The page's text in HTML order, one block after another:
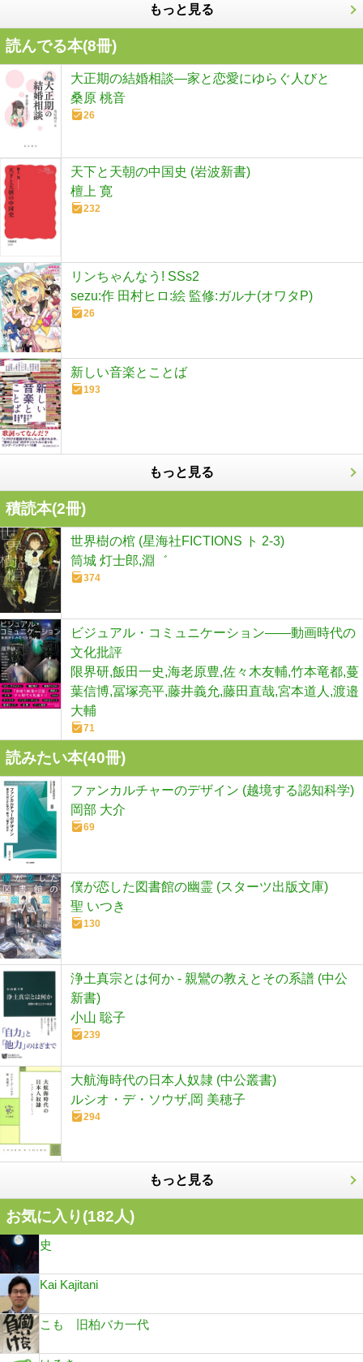
もっと見る
読んでる本(8冊)
大正期の結婚相談―家と恋愛にゆらぐ人びと
桑原 桃音
26
天下と天朝の中国史 (岩波新書)
檀上 寛
232
リンちゃんなう! SSs2
sezu:作 田村ヒロ:絵 監修:ガルナ(オワタP)
26
新しい音楽とことば
193
もっと見る
積読本(2冊)
世界樹の棺 (星海社FICTIONS ト 2-3)
筒城 灯士郎,淵゛
374
ビジュアル・コミュニケーション――動画時代の
文化批評
限界研,飯田一史,海老原豊,佐々木友輔,竹本竜都,蔓
葉信博,冨塚亮平,藤井義允,藤田直哉,宮本道人,渡邉
大輔
71
読みたい本(40冊)
ファンカルチャーのデザイン (越境する認知科学)
岡部 大介
69
僕が恋した図書館の幽霊 (スターツ出版文庫)
聖 いつき
130
浄土真宗とは何か - 親鸞の教えとその系譜 (中公
新書)
小山 聡子
239
大航海時代の日本人奴隷 (中公叢書)
ルシオ・デ・ソウザ,岡 美穂子
294
もっと見る
お気に入り(182人)
史
Kai Kajitani
こも 旧柏バカ一代